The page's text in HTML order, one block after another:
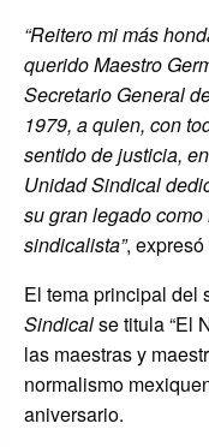
“Reitero mi más
querido Maestro
Secretario General
1979, a quien, con
sentido de justicia,
Unidad Sindical
su gran legado
sindicalista”,
El tema principal del
Sindicalse titula “El
las maestras y
normalismo
aniversario.